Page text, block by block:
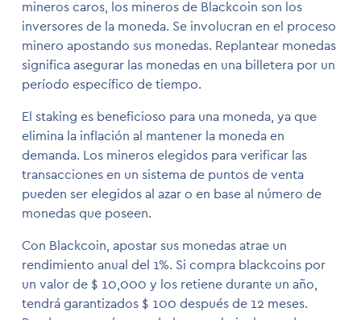
mineros caros, los mineros de Blackcoin son los
inversores de la moneda. Se involucran en el proceso
minero apostando sus monedas. Replantear monedas
significa asegurar las monedas en una billetera por un
período específico de tiempo.
El staking es beneficioso para una moneda, ya que
elimina la inflación al mantener la moneda en
demanda. Los mineros elegidos para verificar las
transacciones en un sistema de puntos de venta
pueden ser elegidos al azar o en base al número de
monedas que poseen.
Con Blackcoin, apostar sus monedas atrae un
rendimiento anual del 1%. Si compra blackcoins por
un valor de $ 10,000 y los retiene durante un año,
tendrá garantizados $ 100 después de 12 meses.